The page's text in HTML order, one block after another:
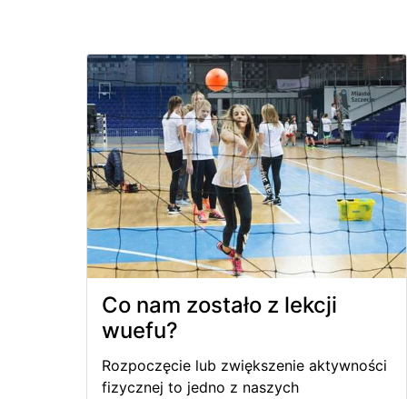
Co nam zostało z lekcji
wuefu?
Rozpoczęcie lub zwiększenie aktywności
fizycznej to jedno z naszych